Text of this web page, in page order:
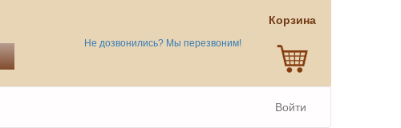
Не дозвонились? Мы перезвоним!
Корзина
Войти